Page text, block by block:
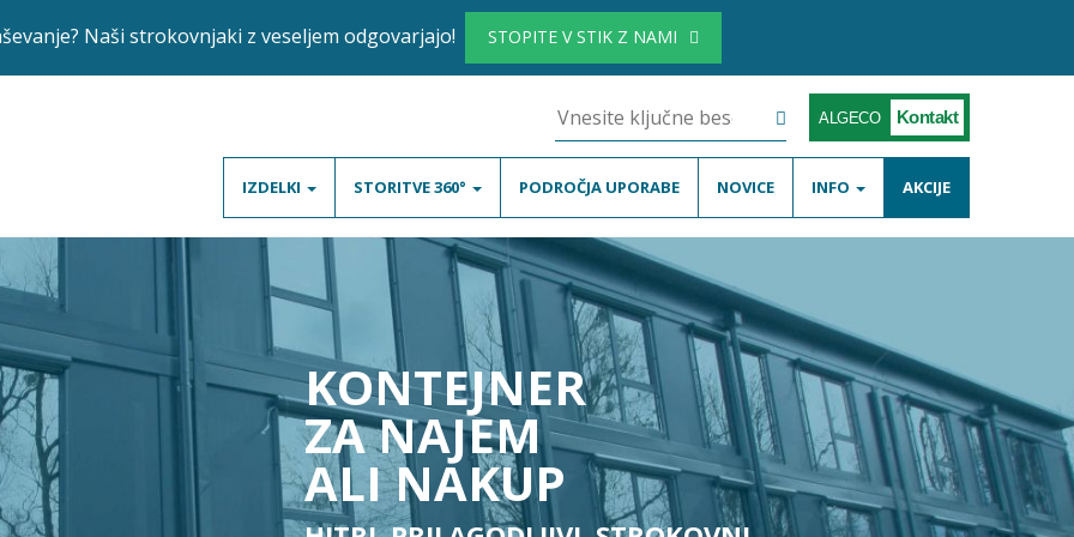
Naši strokovnjaki z veseljem odgovarjajo! STOPITE V STIK Z NAMI
ALGECO Kontakt
IZDELKI STORITVE 360° PODROČJA UPORABE NOVICE INFO AKCIJE
KONTEJNER
ZA NAJEM
ALI NAKUP